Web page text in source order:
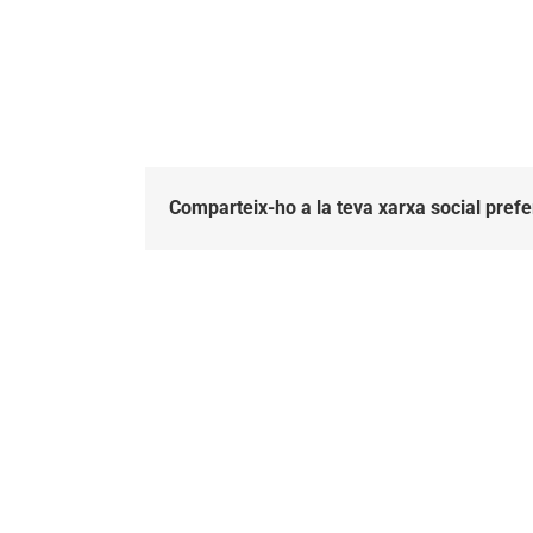
Comparteix-ho a la teva xarxa social